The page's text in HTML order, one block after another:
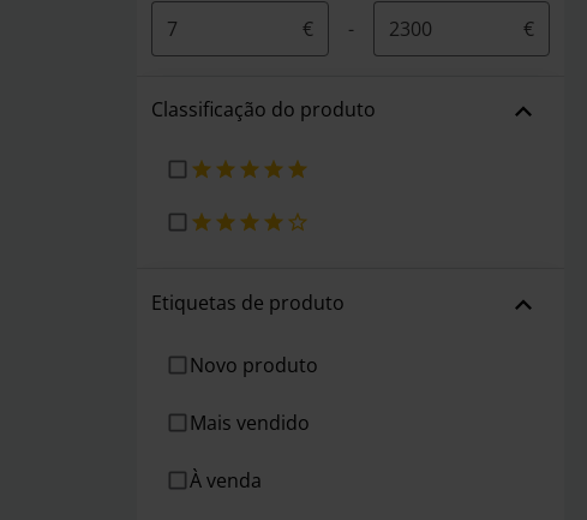
€ - €
Classificação do produto
Etiquetas de produto
Novo produto
Mais vendido
À venda